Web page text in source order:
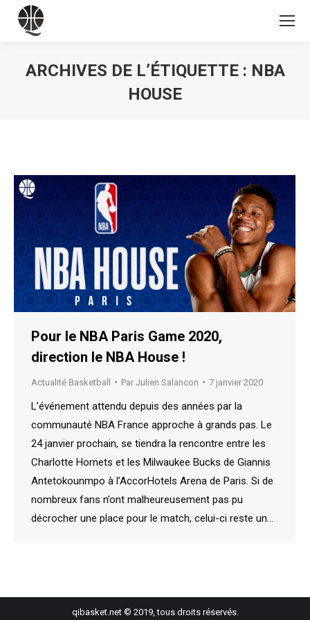
ARCHIVES DE L’ÉTIQUETTE : NBA
HOUSE
Pour le NBA Paris Game 2020,
direction le NBA House !
Actualité Basketball Par Julien Salancon 7 janvier 2020
L’événement attendu depuis des années par la
communauté NBA France approche à grands pas. Le
24 janvier prochain, se tiendra la rencontre entre les
Charlotte Hornets et les Milwaukee Bucks de Giannis
Antetokounmpo à l’AccorHotels Arena de Paris. Si de
nombreux fans n’ont malheureusement pas pu
décrocher une place pour le match, celui-ci reste un…
qibasket.net © 2019, tous droits réservés.